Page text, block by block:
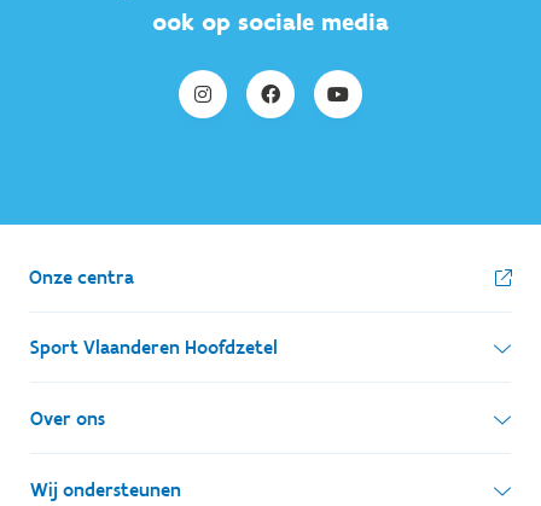
ook op sociale media
Onze centra
Sport Vlaanderen Hoofdzetel
Simon Bolivarlaan 17
1000 Brussel
Over ons
Wie zijn we, wat doen we
Wij ondersteunen